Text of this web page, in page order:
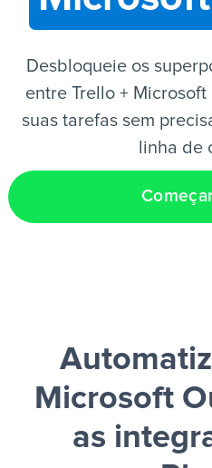
Desbloqueie os
entre Trello +
suas tarefas sem
linha de
Microsoft
as